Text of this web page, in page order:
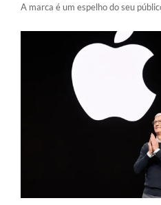
A marca é um espelho do seu